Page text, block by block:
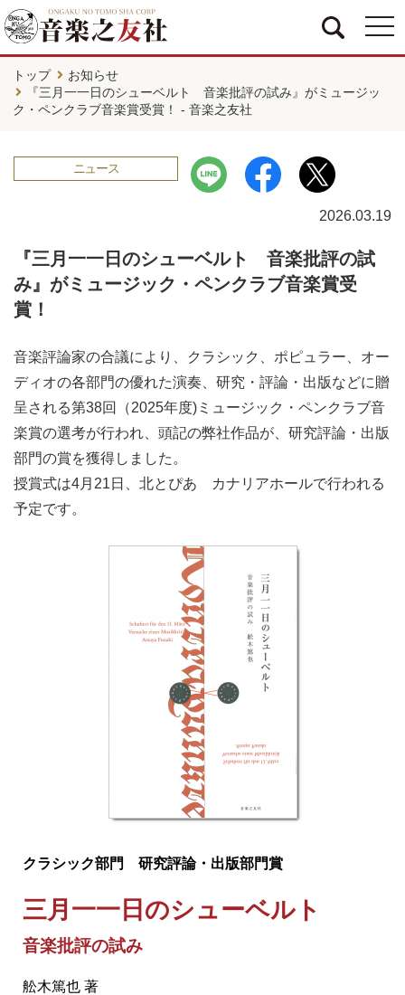
トップ
お知らせ
『三月一一日のシューベルト 音楽批評の試み』がミュージッ
ク・ペンクラブ音楽賞受賞！ - 音楽之友社
ニュース
2026.03.19
『三月一一日のシューベルト 音楽批評の試
み』がミュージック・ペンクラブ音楽賞受
賞！
音楽評論家の合議により、クラシック、ポピュラー、オー
ディオの各部門の優れた演奏、研究・評論・出版などに贈
呈される第38回（2025年度)ミュージック・ペンクラブ音
楽賞の選考が行われ、頭記の弊社作品が、研究評論・出版
部門の賞を獲得しました。
授賞式は4月21日、北とぴあ カナリアホールで行われる
予定です。
クラシック部門 研究評論・出版部門賞
三月一一日のシューベルト
音楽批評の試み
舩木篤也 著